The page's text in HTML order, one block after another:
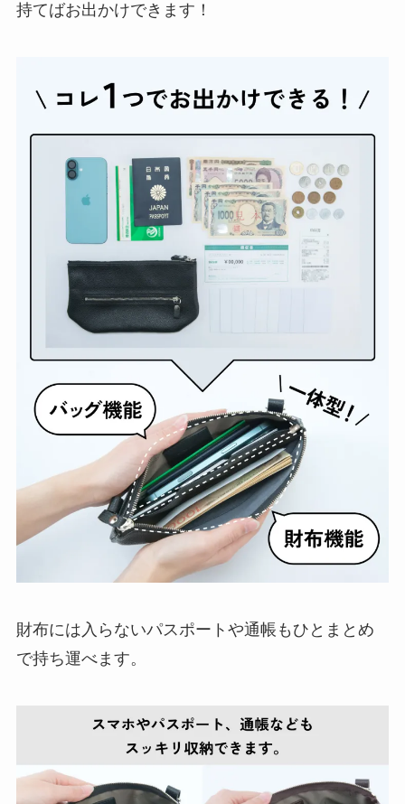
持てばお出かけできます！
財布には入らないパスポートや通帳もひとまとめ
で持ち運べます。